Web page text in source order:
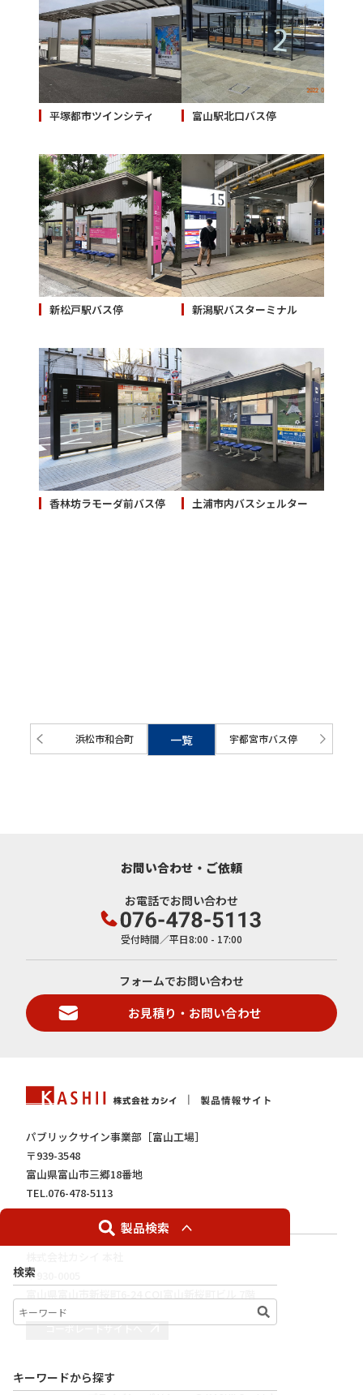
平塚都市ツインシティ 富山駅北口バス停
新松戸駅バス停 新潟駅バスターミナル
香林坊ラモーダ前バス停 土浦市内バスシェルター
浜松市和合町 宇都宮市バス停
一覧
お問い合わせ・ご依頼
お電話でお問い合わせ
受付時間／平日8:00 - 17:00
フォームでお問い合わせ
お見積り・お問い合わせ
パブリックサイン事業部［富山工場］
〒939-3548
富山県富山市三郷18番地
TEL.076-478-5113
FAX.076-479-9190
〒930-0005
コーポレートサイトへ
製品検索
検索
キーワードから探す